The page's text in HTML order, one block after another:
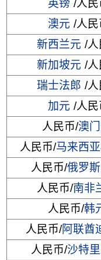
英镑 /人民
澳元 /人民
新西兰元 /人
新加坡元 /人
瑞士法郎 /人
加元 /人民
人民币/澳
人民币/马来西
人民币/俄罗
人民币/南非
人民币/韩
人民币/阿联酋
人民币/沙特